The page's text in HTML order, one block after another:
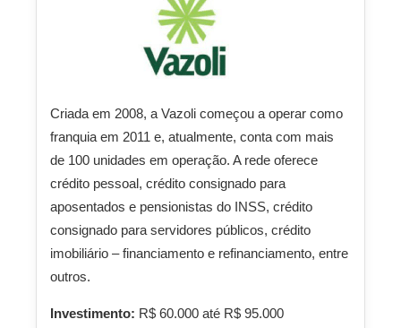
Criada em 2008, a Vazoli começou a operar como
franquia em 2011 e, atualmente, conta com mais
de 100 unidades em operação. A rede oferece
crédito pessoal, crédito consignado para
aposentados e pensionistas do INSS, crédito
consignado para servidores públicos, crédito
imobiliário – financiamento e refinanciamento, entre
outros.
Investimento: R$ 60.000 até R$ 95.000